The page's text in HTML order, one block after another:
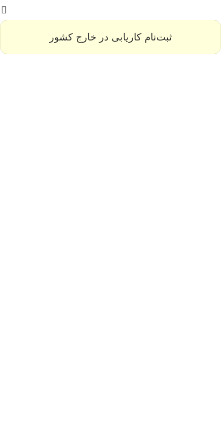
ثبت‌نام کاریابی در خارج کشور